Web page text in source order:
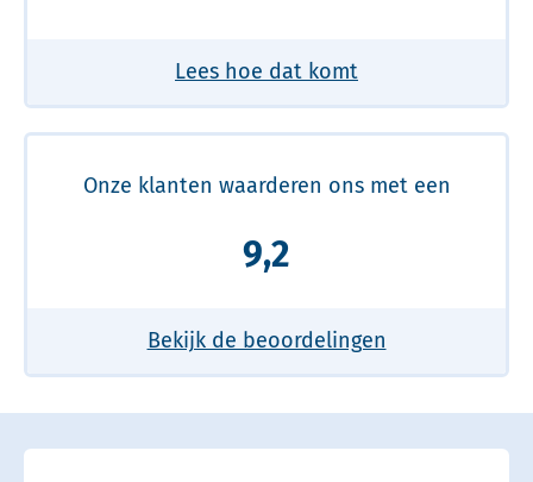
Lees hoe dat komt
Onze klanten waarderen ons met een
9,2
Bekijk de beoordelingen